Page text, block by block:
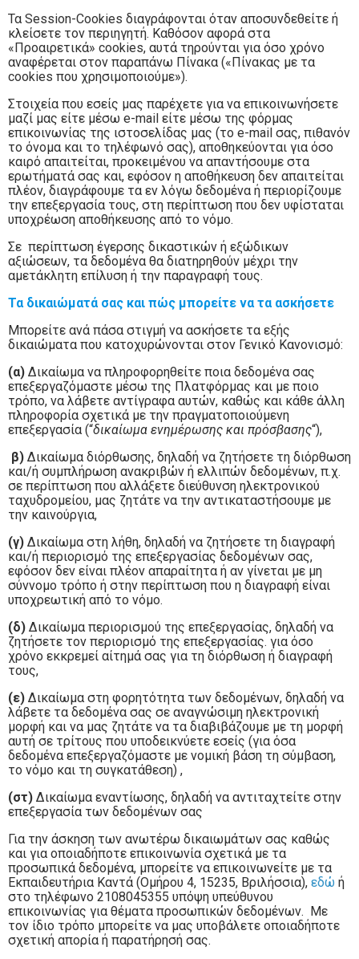
Τα Session-Cookies διαγράφονται όταν αποσυνδεθείτε ή
κλείσετε τον περιηγητή. Καθόσον αφορά στα
«Προαιρετικά» cookies, αυτά τηρούνται για όσο χρόνο
αναφέρεται στον παραπάνω Πίνακα («Πίνακας με τα
cookies που χρησιμοποιούμε»).
Στοιχεία που εσείς μας παρέχετε για να επικοινωνήσετε
μαζί μας είτε μέσω e-mail είτε μέσω της φόρμας
επικοινωνίας της ιστοσελίδας μας (το e-mail σας, πιθανόν
το όνομα και το τηλέφωνό σας), αποθηκεύονται για όσο
καιρό απαιτείται, προκειμένου να απαντήσουμε στα
ερωτήματά σας και, εφόσον η αποθήκευση δεν απαιτείται
πλέον, διαγράφουμε τα εν λόγω δεδομένα ή περιορίζουμε
την επεξεργασία τους, στη περίπτωση που δεν υφίσταται
υποχρέωση αποθήκευσης από το νόμο.
Σε περίπτωση έγερσης δικαστικών ή εξώδικων
αξιώσεων, τα δεδομένα θα διατηρηθούν μέχρι την
αμετάκλητη επίλυση ή την παραγραφή τους.
Τα δικαιώματά σας και πώς μπορείτε να τα ασκήσετε
Μπορείτε ανά πάσα στιγμή να ασκήσετε τα εξής
δικαιώματα που κατοχυρώνονται στον Γενικό Κανονισμό:
(α) Δικαίωμα να πληροφορηθείτε ποια δεδομένα σας
επεξεργαζόμαστε μέσω της Πλατφόρμας και με ποιο
τρόπο, να λάβετε αντίγραφα αυτών, καθώς και κάθε άλλη
πληροφορία σχετικά με την πραγματοποιούμενη
επεξεργασία (“δικαίωμα ενημέρωσης και πρόσβασης“),
β) Δικαίωμα διόρθωσης, δηλαδή να ζητήσετε τη διόρθωση
και/ή συμπλήρωση ανακριβών ή ελλιπών δεδομένων, π.χ.
σε περίπτωση που αλλάξετε διεύθυνση ηλεκτρονικού
ταχυδρομείου, μας ζητάτε να την αντικαταστήσουμε με
την καινούργια,
(γ) Δικαίωμα στη λήθη, δηλαδή να ζητήσετε τη διαγραφή
και/ή περιορισμό της επεξεργασίας δεδομένων σας,
εφόσον δεν είναι πλέον απαραίτητα ή αν γίνεται με μη
σύννομο τρόπο ή στην περίπτωση που η διαγραφή είναι
υποχρεωτική από το νόμο.
(δ) Δικαίωμα περιορισμού της επεξεργασίας, δηλαδή να
ζητήσετε τον περιορισμό της επεξεργασίας. για όσο
χρόνο εκκρεμεί αίτημά σας για τη διόρθωση ή διαγραφή
τους,
(ε) Δικαίωμα στη φορητότητα των δεδομένων, δηλαδή να
λάβετε τα δεδομένα σας σε αναγνώσιμη ηλεκτρονική
μορφή και να μας ζητάτε να τα διαβιβάζουμε με τη μορφή
αυτή σε τρίτους που υποδεικνύετε εσείς (για όσα
δεδομένα επεξεργαζόμαστε με νομική βάση τη σύμβαση,
το νόμο και τη συγκατάθεση) ,
(στ) Δικαίωμα εναντίωσης, δηλαδή να αντιταχτείτε στην
επεξεργασία των δεδομένων σας
Για την άσκηση των ανωτέρω δικαιωμάτων σας καθώς
και για οποιαδήποτε επικοινωνία σχετικά με τα
προσωπικά δεδομένα, μπορείτε να επικοινωνείτε με τα
Εκπαιδευτήρια Καντά (Ομήρου 4, 15235, Βριλήσσια), εδώ ή
στο τηλέφωνο 2108045355 υπόψη υπεύθυνου
επικοινωνίας για θέματα προσωπικών δεδομένων. Με
τον ίδιο τρόπο μπορείτε να μας υποβάλετε οποιαδήποτε
σχετική απορία ή παρατήρησή σας.